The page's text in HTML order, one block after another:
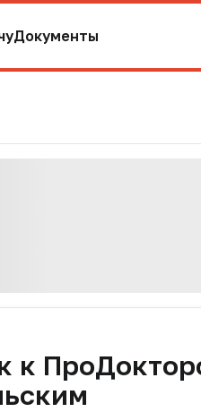
Документы
к